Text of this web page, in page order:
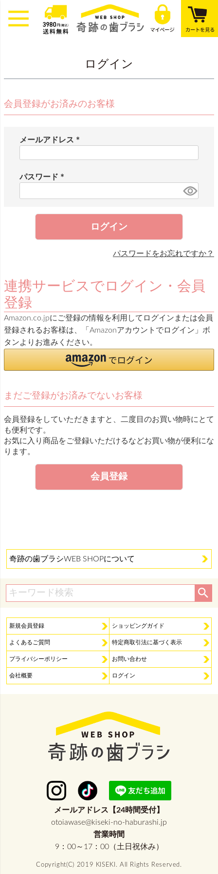
ログイン
会員登録がお済みのお客様
メールアドレス
)
パスワード
必
ログイン
パスワードをお忘れですか？
連携サービスでログイン・会員
登録
Amazon.co.jpにご登録の情報を利用してログインまたは会員
登録されるお客様は、「Amazonアカウントでログイン」ボ
タンよりお進みください。
まだご登録がお済みでないお客様
会員登録をしていただきますと、二度目のお買い物時にとて
も便利です。
お気に入り商品をご登録いただけるなどお買い物が便利にな
ります。
会員登録
奇跡の歯ブラシWEB SHOPについて
新規会員登録 ショッピングガイド
よくあるご質問 特定商取引法に基づく表示
プライバシーポリシー お問い合わせ
会社概要 ログイン
メールアドレス【24時間受付】
otoiawase@kiseki-no-haburashi.jp
営業時間
9：00～17：00（土日祝休み）
Copyright(C) 2019 KISEKI. All Rights Reserved.